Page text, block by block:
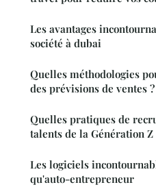
Les avantages
société à dubai
Quelles méthodologies
des prévisions de ventes ?
Quelles pratiques de
talents de la Génération Z
Les logiciels
qu'auto-entrepreneur